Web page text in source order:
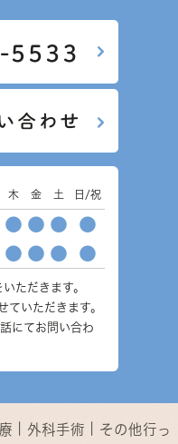
木 金 土 日/祝
● ● ● ●
● ● ● ●
ただきます。
いただきます。
にてお問い合わ
外科手術 その他行っ